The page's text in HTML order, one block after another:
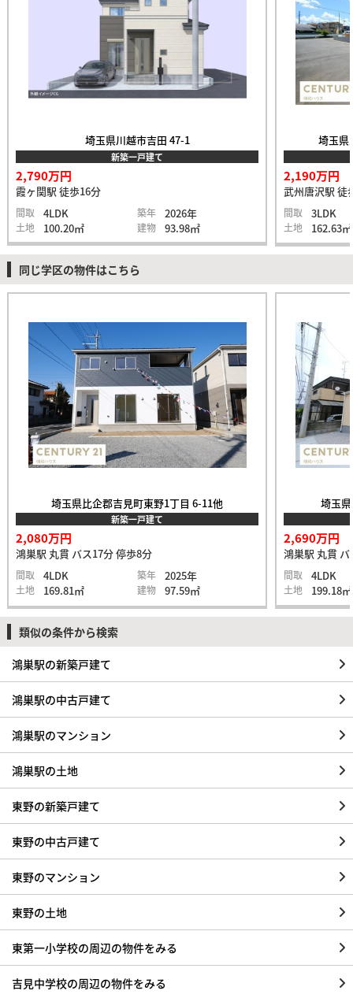
埼玉県川越市吉田 47-1
新築一戸建て
2,790万円
霞ヶ関駅 徒歩16分
間取 4LDK 築年 2026年
土地 100.20㎡ 建物 93.98㎡
埼玉県
2,190万円
武州唐沢駅 徒
間取 3LDK
土地 162.63㎡
同じ学区の物件はこちら
埼玉県比企郡吉見町東野1丁目 6-11他
新築一戸建て
2,080万円
鴻巣駅 丸貫 バス17分 停歩8分
間取 4LDK 築年 2025年
土地 169.81㎡ 建物 97.59㎡
埼玉
2,690万円
鴻巣駅 丸貫
間取 4LDK
土地 199.18㎡
類似の条件から検索
鴻巣駅の新築戸建て
鴻巣駅の中古戸建て
鴻巣駅のマンション
鴻巣駅の土地
東野の新築戸建て
東野の中古戸建て
東野のマンション
東野の土地
東第一小学校の周辺の物件をみる
吉見中学校の周辺の物件をみる